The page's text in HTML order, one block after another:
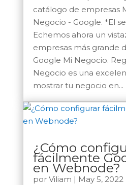
catálogo de empresas
Negocio - Google. *El
Echemos ahora un
empresas más grande
Google Mi Negocio.
Negocio es una
mostrar tu negocio en...
¿Cómo
fácilmente
en Webnode?
por Viliam | May 5, 2022